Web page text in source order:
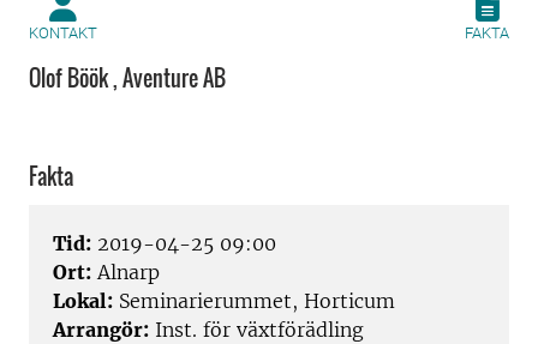
KONTAKT FAKTA
Olof Böök , Aventure AB
Fakta
Tid: 2019-04-25 09:00
Ort: Alnarp
Lokal: Seminarierummet, Horticum
Arrangör: Inst. för växtförädling